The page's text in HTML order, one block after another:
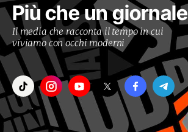
Più che un giornale
Il media che racconta il tempo in cui
viviamo con occhi moderni